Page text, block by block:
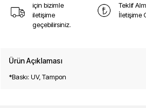
için bizimle
iletişime
geçebilirsiniz.
Teklif
İletişime
Ürün Açıklaması
*Baskı: UV, Tampon